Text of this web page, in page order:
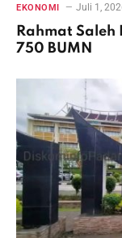
EKONOMI Juli 1,
Rahmat Saleh
750 BUMN